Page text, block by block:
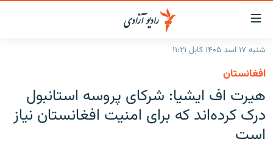
لینک‌های
قابل
دسترسی
به
متن
اصلی
بازگشت
افغانستان
منطقه
خبرها
افغانستان
جدول نشرات
شنبه ۱۷ اسد ۱۴۰۵ کابل ۱۱:۲۱
افغانستان
هیرت اف ایشیا: شرکای پروسه استانبول
درک کرده‌اند که برای امنیت افغانستان نیاز
است